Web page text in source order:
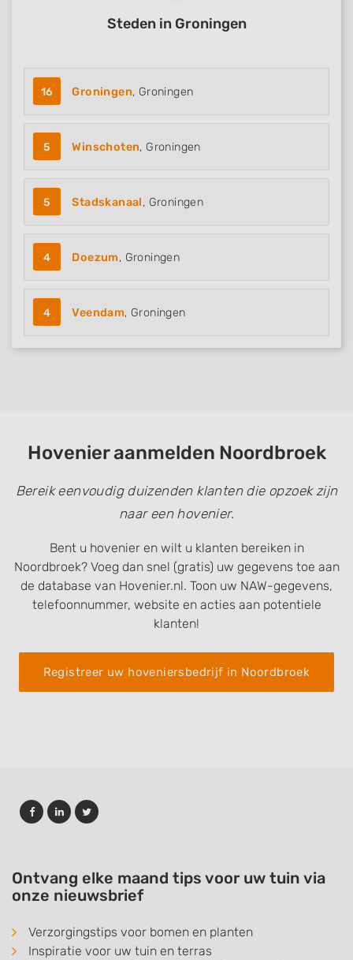
Steden in Groningen
16 Groningen, Groningen
5 Winschoten, Groningen
5 Stadskanaal, Groningen
4 Doezum, Groningen
4 Veendam, Groningen
Hovenier aanmelden Noordbroek
Bereik eenvoudig duizenden klanten die opzoek zijn
naar een hovenier.
Bent u hovenier en wilt u klanten bereiken in
Noordbroek? Voeg dan snel (gratis) uw gegevens toe aan
de database van Hovenier.nl. Toon uw NAW-gegevens,
telefoonnummer, website en acties aan potentiele
klanten!
Registreer uw hoveniersbedrijf in Noordbroek
Ontvang elke maand tips voor uw tuin via
onze nieuwsbrief
Verzorgingstips voor bomen en planten
Inspiratie voor uw tuin en terras